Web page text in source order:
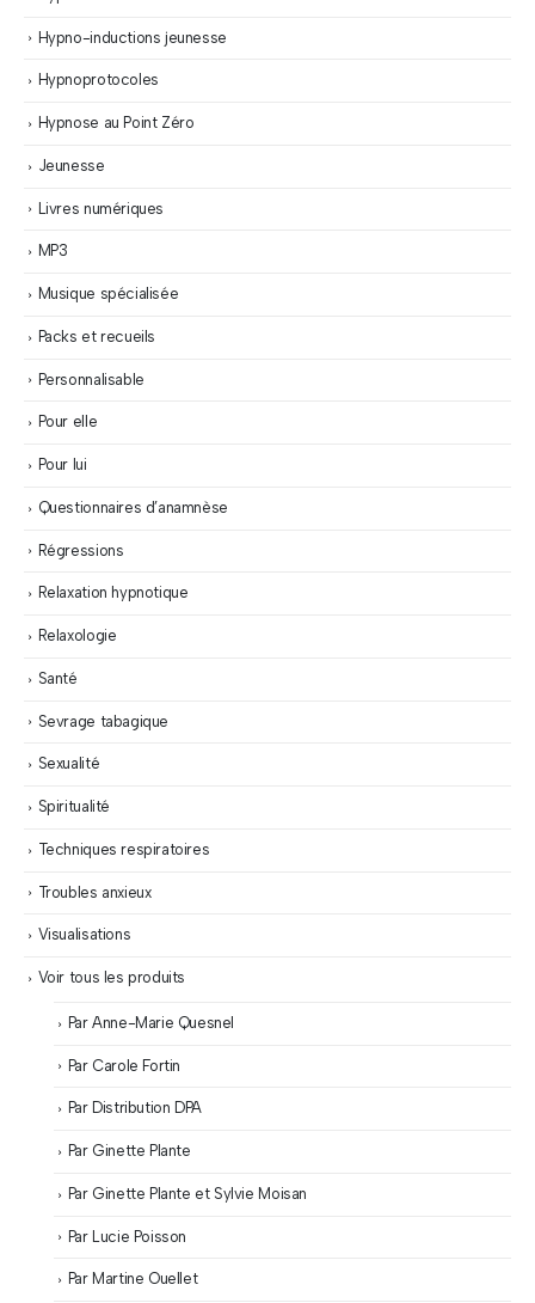
Hypno-inductions jeunesse
Hypnoprotocoles
Hypnose au Point Zéro
Jeunesse
Livres numériques
MP3
Musique spécialisée
Packs et recueils
Personnalisable
Pour elle
Pour lui
Questionnaires d’anamnèse
Régressions
Relaxation hypnotique
Relaxologie
Santé
Sevrage tabagique
Sexualité
Spiritualité
Techniques respiratoires
Troubles anxieux
Visualisations
Voir tous les produits
Par Anne-Marie Quesnel
Par Carole Fortin
Par Distribution DPA
Par Ginette Plante
Par Ginette Plante et Sylvie Moisan
Par Lucie Poisson
Par Martine Ouellet